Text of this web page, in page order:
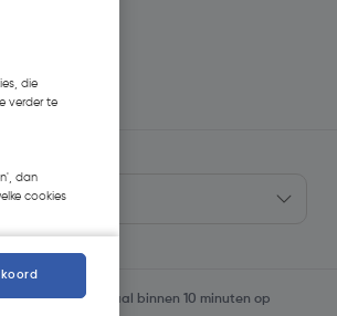
en haal binnen 10 minuten op
die
verder te
dan
cookies